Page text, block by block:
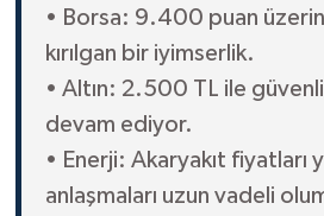
• Borsa: 9.400 puan
kırılgan bir iyimserlik.
• Altın: 2.500 TL ile
devam ediyor.
• Enerji: Akaryakıt fiyatları
anlaşmaları uzun vadeli